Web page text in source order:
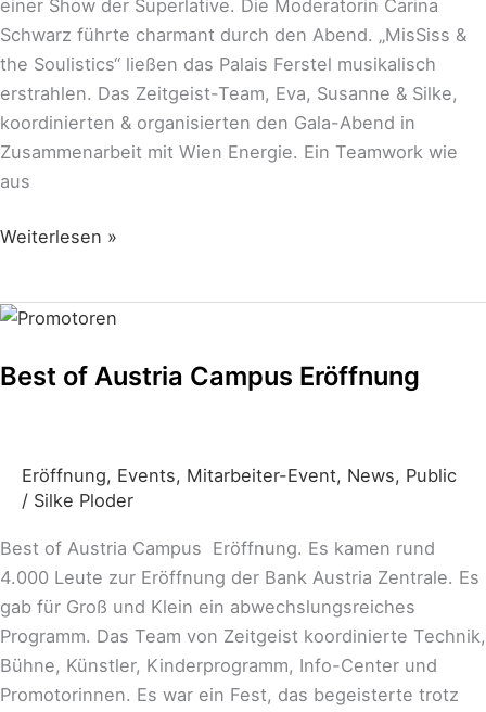
einer Show der Superlative. Die Moderatorin Carina
Schwarz führte charmant durch den Abend. „MisSiss &
the Soulistics“ ließen das Palais Ferstel musikalisch
erstrahlen. Das Zeitgeist-Team, Eva, Susanne & Silke,
koordinierten & organisierten den Gala-Abend in
Zusammenarbeit mit Wien Energie. Ein Teamwork wie
aus
Weiterlesen »
Best of Austria Campus Eröffnung
Eröffnung, Events, Mitarbeiter-Event, News, Public
/ Silke Ploder
Best of Austria Campus Eröffnung. Es kamen rund
4.000 Leute zur Eröffnung der Bank Austria Zentrale. Es
gab für Groß und Klein ein abwechslungsreiches
Programm. Das Team von Zeitgeist koordinierte Technik,
Bühne, Künstler, Kinderprogramm, Info-Center und
Promotorinnen. Es war ein Fest, das begeisterte trotz
Best
Austria